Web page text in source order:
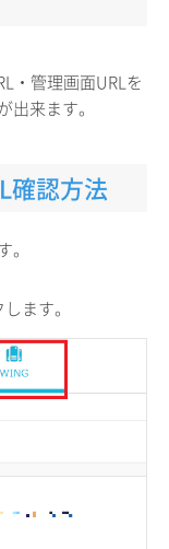
・管理画面URLを
来ます。
確認方法
ます。